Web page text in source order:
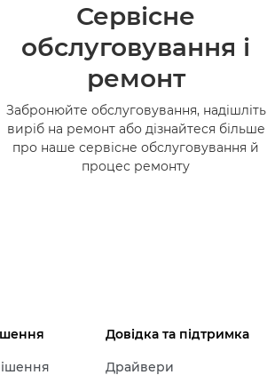
Сервісне
обслуговування і
ремонт
Забронюйте обслуговування, надішліть
виріб на ремонт або дізнайтеся більше
про наше сервісне обслуговування й
процес ремонту
Довідка та підтримка
Драйвери